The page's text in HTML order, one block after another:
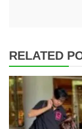
RELATED